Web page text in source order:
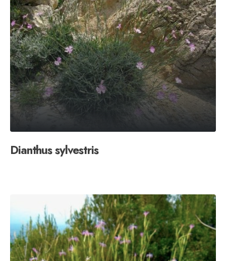
Dianthus sylvestris